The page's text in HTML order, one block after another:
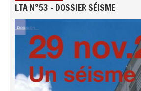
LTA N°53 - DOSSIER SÉISME